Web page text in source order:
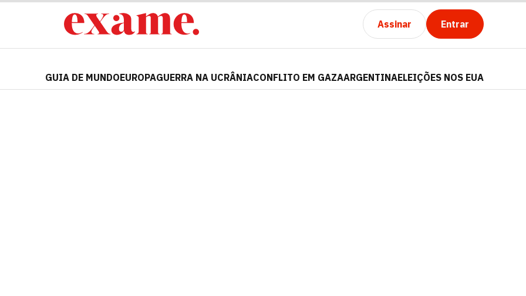
Assinar Entrar
GUIA DE MUNDOEUROPAGUERRA NA UCRÂNIACONFLITO EM GAZAARGENTINAELEIÇÕES NOS EUA